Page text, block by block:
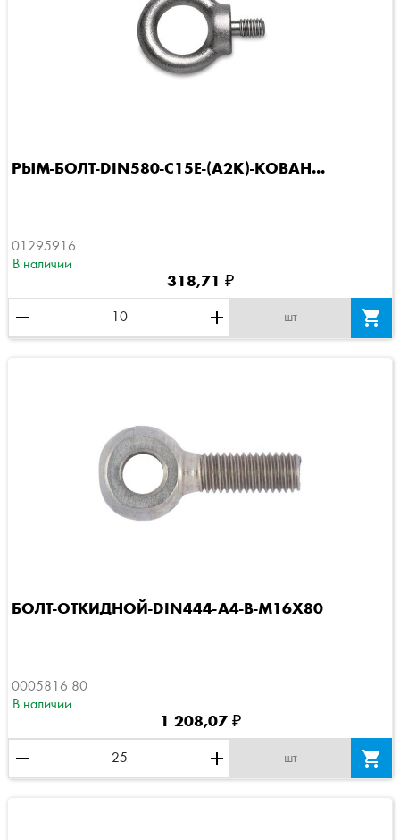
РЫМ-БОЛТ-DIN580-C15E-(A2K)-КОВАН...
01295916
В наличии
318,71 ₽
remove add шт 
БОЛТ-ОТКИДНОЙ-DIN444-A4-B-M16X80
0005816 80
В наличии
1 208,07 ₽
remove add шт 